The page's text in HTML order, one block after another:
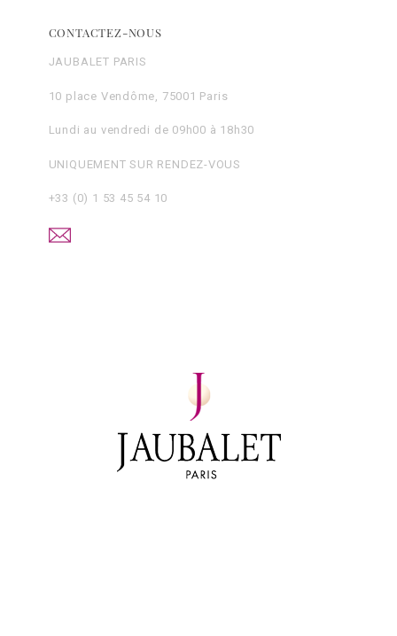
CONTACTEZ-NOUS
JAUBALET PARIS
10 place Vendôme, 75001 Paris
Lundi au vendredi de 09h00 à 18h30
UNIQUEMENT SUR RENDEZ-VOUS
+33 (0) 1 53 45 54 10